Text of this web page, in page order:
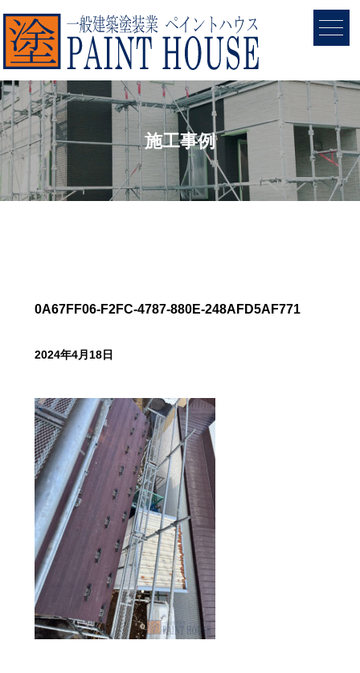
施工事例
0A67FF06-F2FC-4787-880E-248AFD5AF771
2024年4月18日